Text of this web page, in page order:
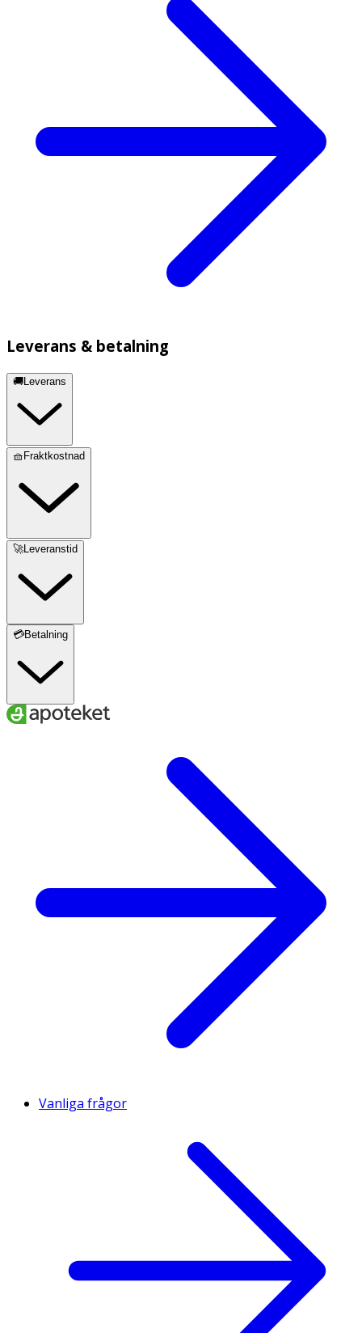
Leverans & betalning
🚚Leverans
🧺Fraktkostnad
🚀Leveranstid
💳Betalning
Vanliga frågor